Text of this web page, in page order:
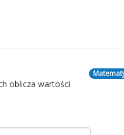
oblicza wartości